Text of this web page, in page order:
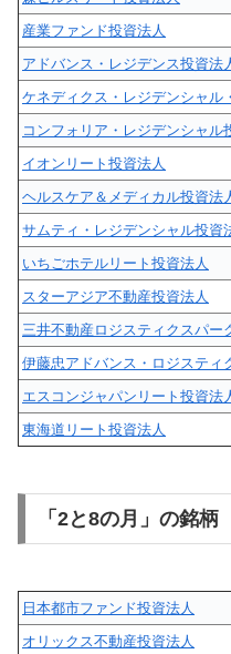
産業ファンド投資法人
アドバンス・レジデンス投資法
ケネディクス・レジデンシャル
コンフォリア・レジデンシャル
イオンリート投資法人
ヘルスケア＆メディカル投資法
サムティ・レジデンシャル投資
いちごホテルリート投資法人
スターアジア不動産投資法人
三井不動産ロジスティクスパー
伊藤忠アドバンス・ロジスティ
エスコンジャパンリート投資法
東海道リート投資法人
「2と8の月」の銘柄
日本都市ファンド投資法人
オリックス不動産投資法人